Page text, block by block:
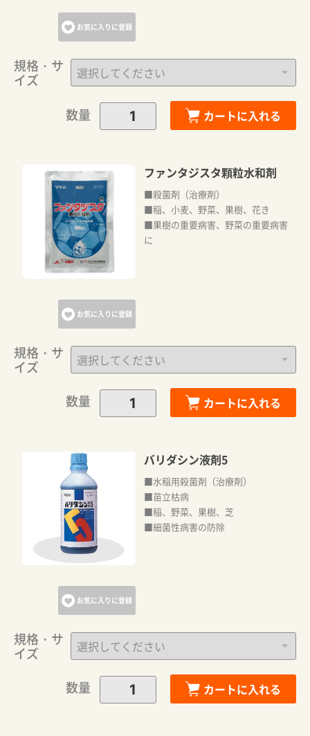
お気に入りに登録
規格・サ
イズ
数量
カートに入れる
お気に入りに登録
ファンタジスタ顆粒水和剤
■殺菌剤（治療剤）
■稲、小麦、野菜、果樹、花き
■果樹の重要病害、野菜の重要病害
に
規格・サ
イズ
数量
カートに入れる
お気に入りに登録
バリダシン液剤5
■水稲用殺菌剤（治療剤）
■苗立枯病
■稲、野菜、果樹、芝
■細菌性病害の防除
規格・サ
イズ
数量
カートに入れる